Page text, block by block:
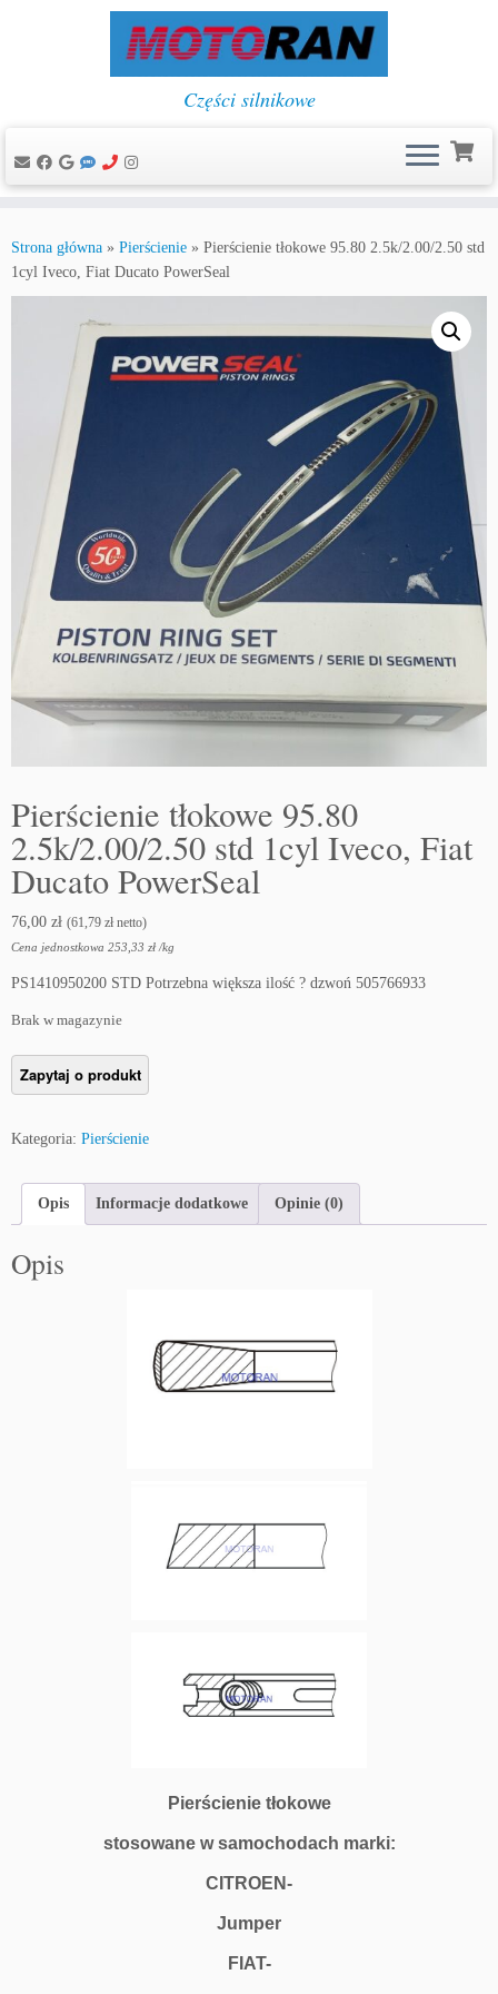
do
treści
Części silnikowe
Strona główna » Pierścienie » Pierścienie tłokowe 95.80 2.5k/2.00/2.50 std
1cyl Iveco, Fiat Ducato PowerSeal
Pierścienie tłokowe 95.80
2.5k/2.00/2.50 std 1cyl Iveco, Fiat
Ducato PowerSeal
76,00 zł (61,79 zł netto)
Cena jednostkowa 253,33 zł /kg
PS1410950200 STD Potrzebna większa ilość ? dzwoń 505766933
Brak w magazynie
Kategoria: Pierścienie
Opis Informacje dodatkowe Opinie (0)
Opis
Pierścienie tłokowe
stosowane w samochodach marki:
CITROEN-
Jumper
FIAT-